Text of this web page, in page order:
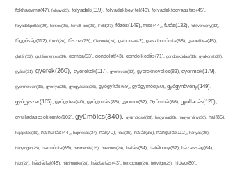
fokhagyma(47), folsav(25), folyadék(119), folyadékbevitel(40), folyadékfogyasztás(45),
folyadékpótlás(29), fontos(25), forralt bor(26), Föld(27), főzés(149), friss(44), futás(132), futóverseny(32),
függőség(112), fürdő(26), fűszer(79), fűszerek(28), gabona(42), gasztronómia(58), genetika(45),
glutén(32), gluténmentes(34), gomba(53), gondolat(43), gondolkodás(71), gondoskodás(33), gyakorlat(29),
gyász(31), gyerek(260), gyerekek(117), gyerekkor(32), gyereknevelés(83), gyermek(179),
gyermekkor(36), gyertya(28), gyógyászat(36), gyógyítás(69), gyógymód(50), gyógynövény(149),
gyógyszer(165), gyógytea(40), gyógyulás(85), gyomor(62), Gyömbér(66), gyulladás(126),
gyulladáscsökkentő(102), gyümölcs(340), gyümölcslé(28), hagyma(28), hagyomány(36), haj(85),
hajápolás(36), hajhullás(44), hajmosás(24), hal(70), hála(25), halál(39), hangulat(112), hányás(25),
hányinger(25), harmónia(69), hasmenés(35), hasznos(24), hatás(84), hatékony(52), házasság(64),
házi(27), háziállat(48), házimunka(28), háztartás(43), hétköznap(24), hétvége(25), hideg(80),